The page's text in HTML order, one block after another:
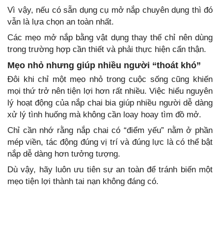
Vì vậy, nếu có sẵn dụng cụ mở nắp chuyên dụng thì đó
vẫn là lựa chọn an toàn nhất.
Các mẹo mở nắp bằng vật dụng thay thế chỉ nên dùng
trong trường hợp cần thiết và phải thực hiện cẩn thận.
Mẹo nhỏ nhưng giúp nhiều người “thoát khó”
Đôi khi chỉ một mẹo nhỏ trong cuộc sống cũng khiến
mọi thứ trở nên tiện lợi hơn rất nhiều. Việc hiểu nguyên
lý hoạt động của nắp chai bia giúp nhiều người dễ dàng
xử lý tình huống mà không cần loay hoay tìm đồ mở.
Chỉ cần nhớ rằng nắp chai có “điểm yếu” nằm ở phần
mép viền, tác động đúng vị trí và đúng lực là có thể bật
nắp dễ dàng hơn tưởng tượng.
Dù vậy, hãy luôn ưu tiên sự an toàn để tránh biến một
mẹo tiện lợi thành tai nạn không đáng có.